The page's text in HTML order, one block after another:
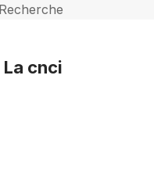
La cnci